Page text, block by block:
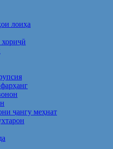
лоиҳа
ҷангу меҳнат